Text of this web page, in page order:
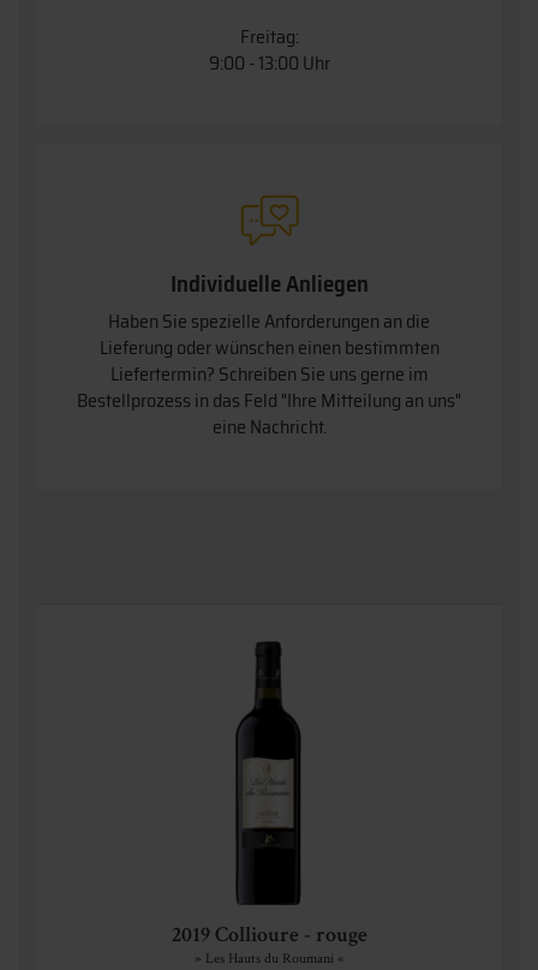
Freitag:
9:00 - 13:00 Uhr
Individuelle Anliegen
Haben Sie spezielle Anforderungen an die
Lieferung oder wünschen einen bestimmten
Liefertermin? Schreiben Sie uns gerne im
Bestellprozess in das Feld "Ihre Mitteilung an uns"
eine Nachricht.
2019 Collioure - rouge
» Les Hauts du Roumani «